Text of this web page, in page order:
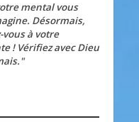
mental vous
Désormais,
à votre
! Vérifiez avec Dieu